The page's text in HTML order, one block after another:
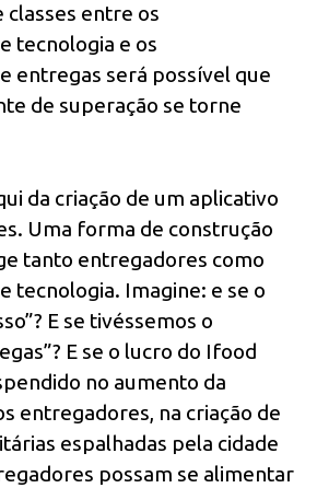
classes entre os
tecnologia e os
entregas será possível que
de superação se torne
da criação de um aplicativo
Uma forma de construção
tanto entregadores como
tecnologia. Imagine: e se o
E se tivéssemos o
E se o lucro do Ifood
no aumento da
entregadores, na criação de
espalhadas pela cidade
possam se alimentar